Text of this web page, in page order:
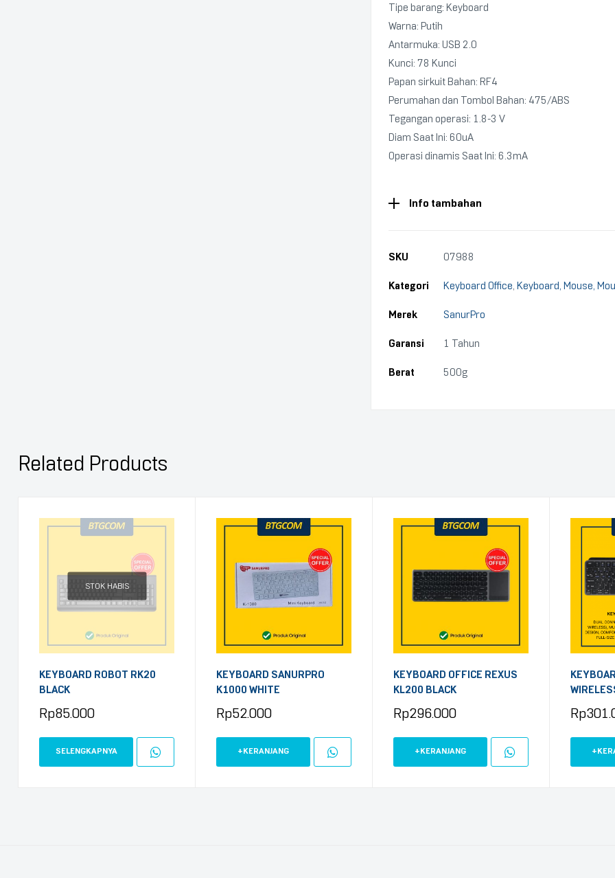
Tipe barang: Keyboard
Warna: Putih
Antarmuka: USB 2.0
Kunci: 78 Kunci
Papan sirkuit Bahan: RF4
Perumahan dan Tombol Bahan: 475/ABS
Tegangan operasi: 1.8-3 V
Diam Saat Ini: 60uA
Operasi dinamis Saat Ini: 6.3mA
Info tambahan
SKU 07988
Kategori Keyboard Office, Keyboard, Mouse,
Merek SanurPro
Garansi 1 Tahun
Berat 500g
Related Products
STOK HABIS
KEYBOARD ROBOT RK20
BLACK
Rp85.000
SELENGKAPNYA
KEYBOARD SANURPRO
K1000 WHITE
Rp52.000
+KERANJANG
KEYBOARD OFFICE REXUS
KL200 BLACK
Rp296.000
+KERANJANG
Rp